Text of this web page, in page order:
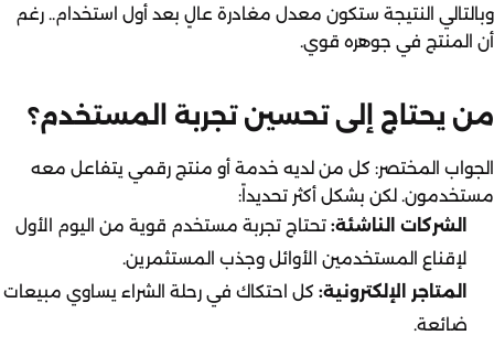
وبالتالي النتيجة ستكون معدل مغادرة عالٍ بعد أول استخدام.. رغم
أن المنتج في جوهره قوي.
من يحتاج إلى تحسين تجربة المستخدم؟
الجواب المختصر: كل من لديه خدمة أو منتج رقمي يتفاعل معه
مستخدمون. لكن بشكل أكثر تحديداً:
الشركات الناشئة: تحتاج تجربة مستخدم قوية من اليوم الأول
لإقناع المستخدمين الأوائل وجذب المستثمرين.
المتاجر الإلكترونية: كل احتكاك في رحلة الشراء يساوي مبيعات
ضائعة.